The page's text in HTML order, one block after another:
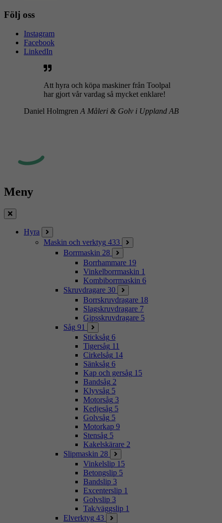
Följ oss
Instagram
Facebook
LinkedIn
Att hyra och köpa maskiner från Toolpal
har gjort vår vardag så mycket enklare!
Daniel Holmgren A Måleri & Golv i Uppland AB
Meny
Stäng
Hyra
Maskin och verktyg 433
Borrmaskin 28
Borrhammare 19
Vinkelborrmaskin 1
Kombiborrmaskin 6
Skruvdragare 30
Borrskruvdragare 18
Slagskruvdragare 7
Gipsskruvdragare 5
Såg 91
Sticksåg 6
Tigersåg 11
Cirkelsåg 14
Sänksåg 6
Kap och gersåg 15
Bandsåg 2
Klyvsåg 5
Motorsåg 3
Kedjesåg 5
Golvsåg 5
Motorkap 9
Stensåg 5
Kakelskärare 2
Slipmaskin 28
Vinkelslip 15
Betongslip 5
Bandslip 3
Excenterslip 1
Golvslip 3
Tak/väggslip 1
Elverktyg 43